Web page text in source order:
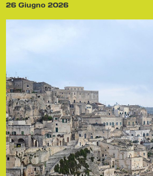
26 Giugno 2026